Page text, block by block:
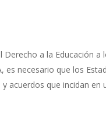
a la Educación
es necesario que los
acuerdos que incidan